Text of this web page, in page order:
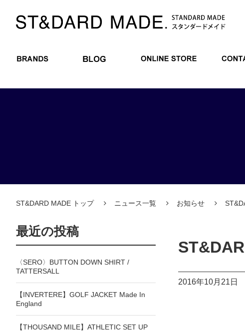
BRANDS ONLINE
ST&DARD MADE トップ ニュース一覧 お知らせ
最近の投稿
〈SERO〉BUTTON DOWN SHIRT /
TATTERSALL
【INVERTERE】GOLF JACKET Made In
England
【THOUSAND MILE】ATHLETIC SET UP
2016年10月21日